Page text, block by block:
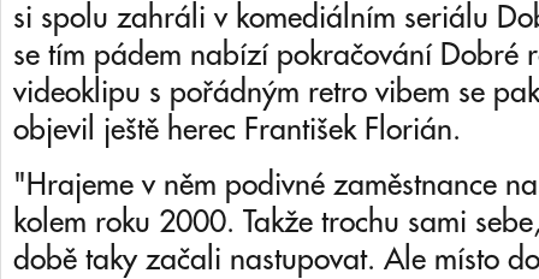
si spolu zahráli v komediálním seriálu
se tím pádem nabízí pokračování Dobré
videoklipu s pořádným retro vibem se
objevil ještě herec František Florián.
"Hrajeme v něm podivné zaměstnance
kolem roku 2000. Takže trochu sami
době taky začali nastupovat. Ale místo